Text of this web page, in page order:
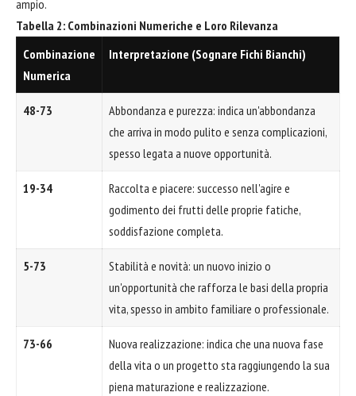
ampio.
Tabella 2: Combinazioni Numeriche e Loro Rilevanza
Combinazione
Numerica
Interpretazione (Sognare Fichi Bianchi)
48-73
Abbondanza e purezza: indica un'abbondanza
che arriva in modo pulito e senza complicazioni,
spesso legata a nuove opportunità.
19-34
Raccolta e piacere: successo nell'agire e
godimento dei frutti delle proprie fatiche,
soddisfazione completa.
5-73
Stabilità e novità: un nuovo inizio o
un'opportunità che rafforza le basi della propria
vita, spesso in ambito familiare o professionale.
73-66
Nuova realizzazione: indica che una nuova fase
della vita o un progetto sta raggiungendo la sua
piena maturazione e realizzazione.